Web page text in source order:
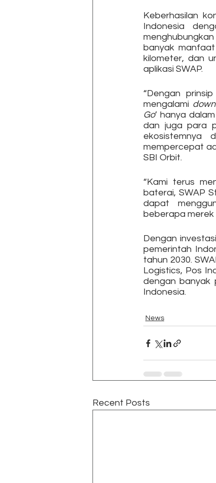
Keberhasilan
Indonesia
banyak
kilometer, dan
aplikasi SWAP.
“Dengan
mengalami
Go’ hanya
dan juga para
ekosistemnya
mempercepat
SBI Orbit.
“Kami terus
baterai, SWAP
dapat
beberapa merek
Dengan
pemerintah
tahun 2030.
Logistics, Pos
dengan banyak
Indonesia.
News
Recent Posts